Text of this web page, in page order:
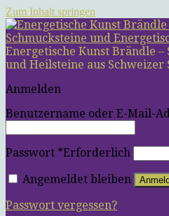
Zum Inhalt springen
Energetische Kunst Brändle
und Heilsteine aus Schweizer
Anmelden
Benutzername oder E-Mail-
Passwort *Erforderlich
Angemeldet bleiben
Passwort vergessen?